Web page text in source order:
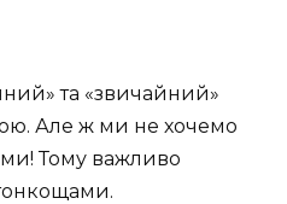
та «звичайний»
Але ж ми не хочемо
Тому важливо